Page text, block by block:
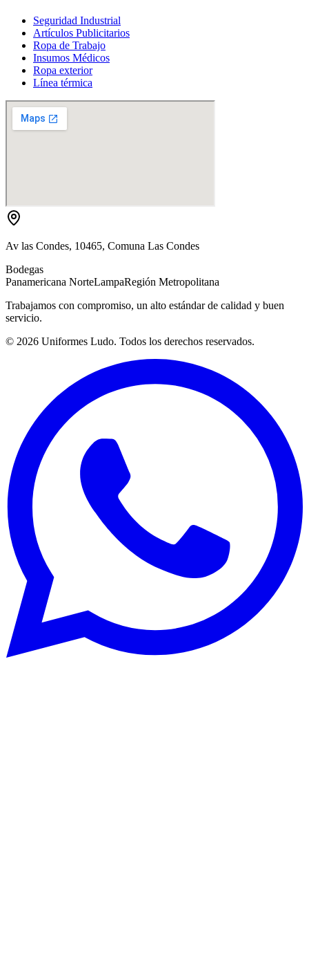
Seguridad Industrial
Artículos Publicitarios
Ropa de Trabajo
Insumos Médicos
Ropa exterior
Línea térmica
Av las Condes, 10465, Comuna Las Condes
Bodegas
Panamericana NorteLampaRegión Metropolitana
Trabajamos con compromiso, un alto estándar de calidad y buen
servicio.
© 2026 Uniformes Ludo. Todos los derechos reservados.